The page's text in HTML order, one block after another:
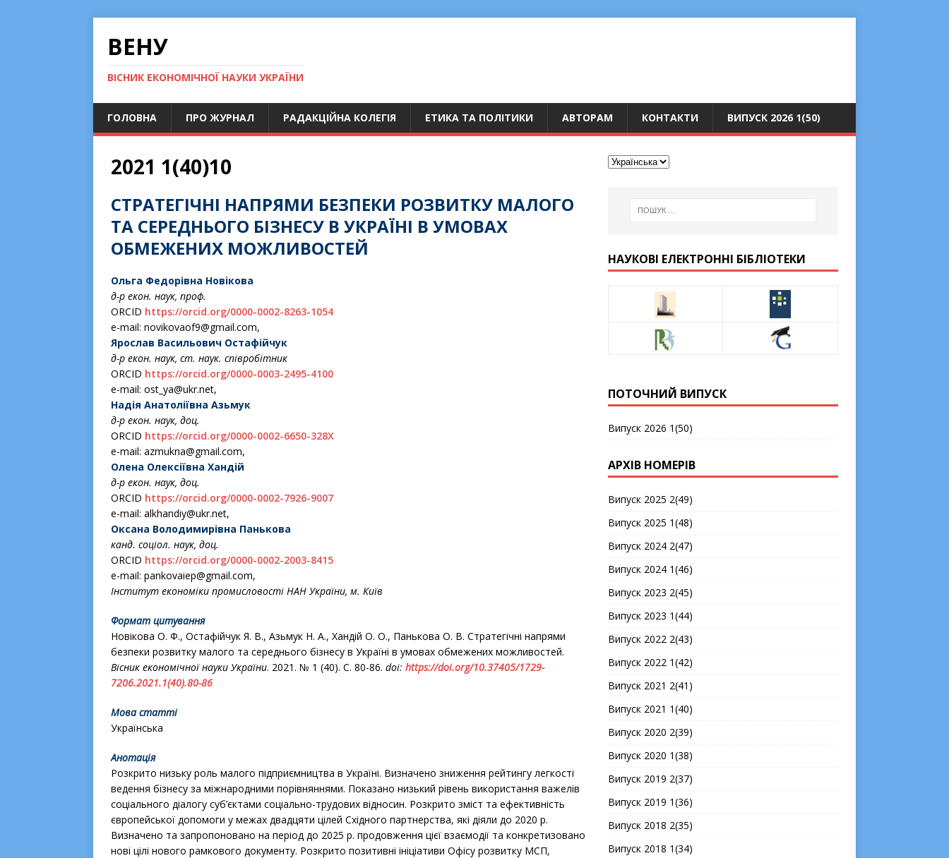
ВЕНУ
ВІСНИК ЕКОНОМІЧНОЇ НАУКИ УКРАЇНИ
ГОЛОВНА ПРО ЖУРНАЛ РАДАКЦІЙНА КОЛЕГІЯ ЕТИКА ТА ПОЛІТИКИ АВТОРАМ КОНТАКТИ ВИПУСК 2026 1(50)
2021 1(40)10
СТРАТЕГІЧНІ НАПРЯМИ БЕЗПЕКИ РОЗВИТКУ МАЛОГО
ТА СЕРЕДНЬОГО БІЗНЕСУ В УКРАЇНІ В УМОВАХ
ОБМЕЖЕНИХ МОЖЛИВОСТЕЙ
Ольга Федорівна Новікова
д-р екон. наук, проф.
ORCID https://orcid.org/0000-0002-8263-1054
e-mail: novikovaof9@gmail.com,
Ярослав Васильович Остафійчук
д-р екон. наук, ст. наук. співробітник
ORCID https://orcid.org/0000-0003-2495-4100
e-mail: ost_ya@ukr.net,
Надія Анатоліївна Азьмук
д-р екон. наук, доц.
ORCID https://orcid.org/0000-0002-6650-328X
e-mail: azmukna@gmail.com,
Олена Олексіївна Хандій
д-р екон. наук, доц.
ORCID https://orcid.org/0000-0002-7926-9007
e-mail: alkhandiy@ukr.net,
Оксана Володимирівна Панькова
канд. соціол. наук, доц.
ORCID https://orcid.org/0000-0002-2003-8415
e-mail: pankovaiep@gmail.com,
Інститут економіки промисловості НАН України, м. Київ
Формат цитування
Новікова О. Ф., Остафійчук Я. В., Азьмук Н. А., Хандій О. О., Панькова О. В. Стратегічні напрями
безпеки розвитку малого та середнього бізнесу в Україні в умовах обмежених можливостей.
Вісник економічної науки України. 2021. № 1 (40). С. 80-86. doi: https://doi.org/10.37405/1729-
7206.2021.1(40).80-86
Мова статті
Українська
Анотація
Розкрито низьку роль малого підприємництва в Україні. Визначено зниження рейтингу легкості
ведення бізнесу за міжнародними порівняннями. Показано низький рівень використання важелів
соціального діалогу суб’єктами соціально-трудових відносин. Розкрито зміст та ефективність
європейської допомоги у межах двадцяти цілей Східного партнерства, які діяли до 2020 р.
Визначено та запропоновано на період до 2025 р. продовження цієї взаємодії та конкретизовано
нові цілі нового рамкового документу. Розкрито позитивні ініціативи Офісу розвитку МСП,
НАУКОВІ ЕЛЕКТРОННІ БІБЛІОТЕКИ
ПОТОЧНИЙ ВИПУСК
Випуск 2026 1(50)
АРХІВ НОМЕРІВ
Випуск 2025 2(49)
Випуск 2025 1(48)
Випуск 2024 2(47)
Випуск 2024 1(46)
Випуск 2023 2(45)
Випуск 2023 1(44)
Випуск 2022 2(43)
Випуск 2022 1(42)
Випуск 2021 2(41)
Випуск 2021 1(40)
Випуск 2020 2(39)
Випуск 2020 1(38)
Випуск 2019 2(37)
Випуск 2019 1(36)
Випуск 2018 2(35)
Випуск 2018 1(34)